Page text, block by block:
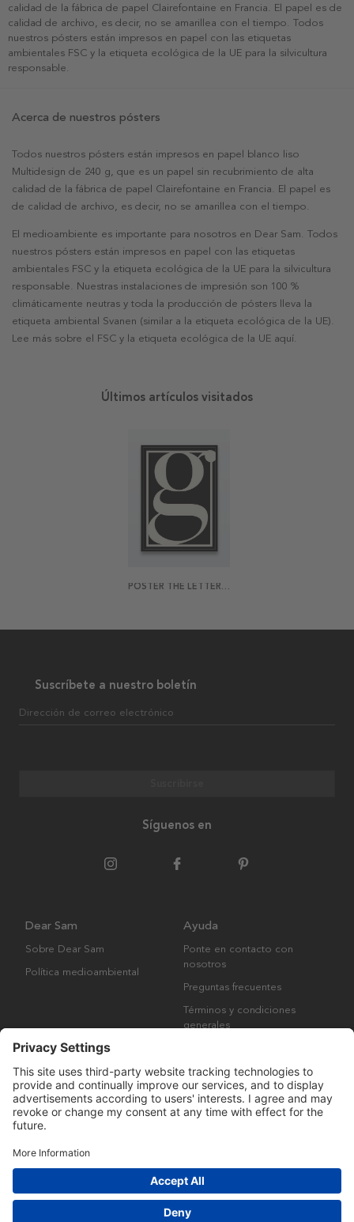
calidad de la fábrica de papel Clairefontaine en Francia. El papel es de
calidad de archivo, es decir, no se amarillea con el tiempo. Todos
nuestros pósters están impresos en papel con las etiquetas
ambientales FSC y la etiqueta ecológica de la UE para la silvicultura
responsable.
Acerca de nuestros pósters
Todos nuestros pósters están impresos en papel blanco liso
Multidesign de 240 g, que es un papel sin recubrimiento de alta
calidad de la fábrica de papel Clairefontaine en Francia. El papel es
de calidad de archivo, es decir, no se amarillea con el tiempo.
El medioambiente es importante para nosotros en Dear Sam. Todos
nuestros pósters están impresos en papel con las etiquetas
ambientales FSC y la etiqueta ecológica de la UE para la silvicultura
responsable. Nuestras instalaciones de impresión son 100 %
climáticamente neutras y toda la producción de pósters lleva la
etiqueta ambiental Svanen (similar a la etiqueta ecológica de la UE).
Lee más sobre el FSC y la etiqueta ecológica de la UE aquí.
Últimos artículos visitados
POSTER THE LETTER G
Suscríbete a nuestro boletín
Dirección de correo electrónico
Síguenos en
Dear Sam
Sobre Dear Sam
Política medioambiental
Ayuda
Ponte en contacto con
nosotros
Preguntas frecuentes
Términos y condiciones
generales
Derechos de autor © Many Brands AB 2023. Todos los derechos